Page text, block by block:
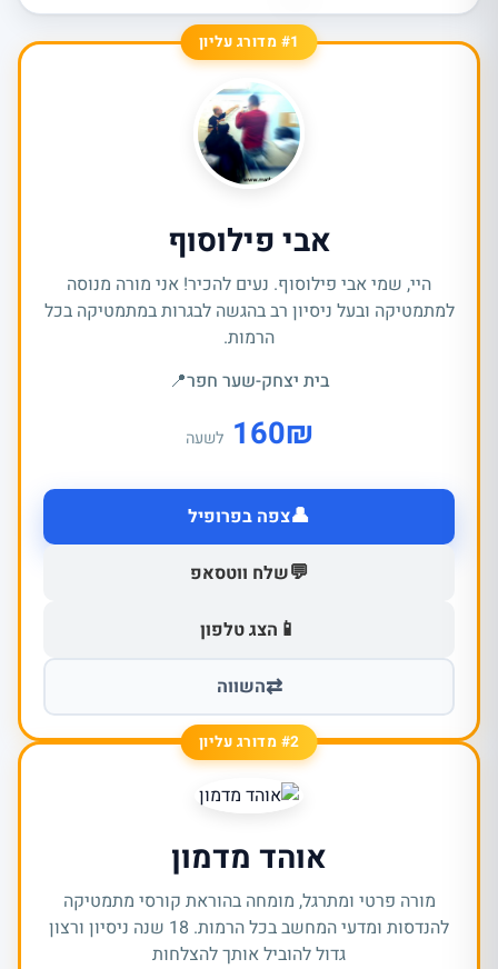
#1 מדורג עליון
אבי פילוסוף
היי, שמי אבי פילוסוף. נעים להכיר! אני מורה מנוסה
למתמטיקה ובעל ניסיון רב בהגשה לבגרות במתמטיקה בכל
הרמות.
בית יצחק-שער חפר📍
₪
160 לשעה
👤צפה בפרופיל
💬שלח ווטסאפ
📱 הצג טלפון
⇄השווה
#2 מדורג עליון
אוהד מדמון
מורה פרטי ומתרגל, מומחה בהוראת קורסי מתמטיקה
להנדסות ומדעי המחשב בכל הרמות. 18 שנה ניסיון ורצון
גדול להוביל אותך להצלחות